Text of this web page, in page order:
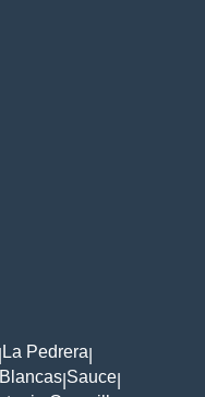
La Pedrera
Sauce